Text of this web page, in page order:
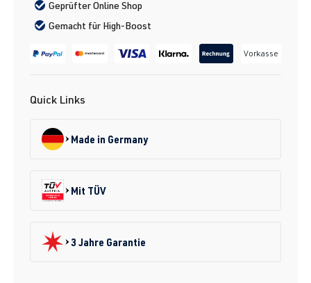
Geprüfter Online Shop
Gemacht für High-Boost
Vorkasse
Quick Links
Made in Germany
Mit TÜV
3 Jahre Garantie